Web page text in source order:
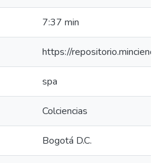
7:37 min
https://
spa
Colciencias
Bogotá D.C.